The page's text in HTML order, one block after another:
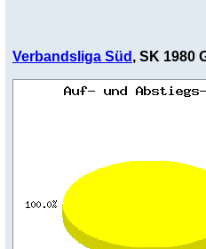
Verbandsliga Süd , SK 1980